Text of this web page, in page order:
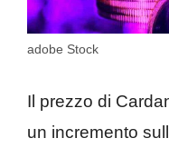
adobe Stock
Il prezzo di
un incremento